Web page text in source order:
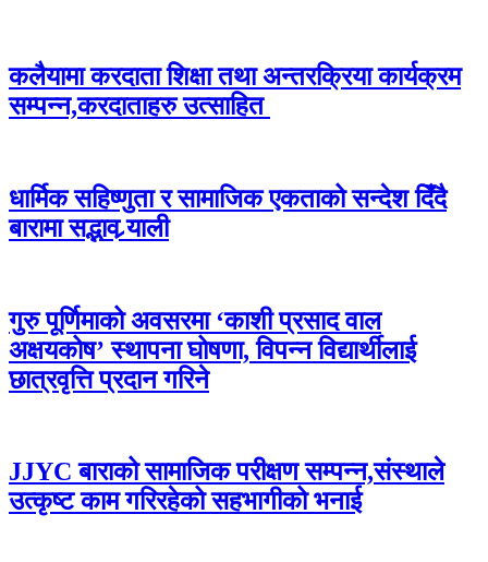
कलैयामा करदाता शिक्षा तथा अन्तरक्रिया कार्यक्रम
सम्पन्न,करदाताहरु उत्साहित
धार्मिक सहिष्णुता र सामाजिक एकताको सन्देश दिँदै
बारामा सद्भाव र्‍याली
गुरु पूर्णिमाको अवसरमा ‘काशी प्रसाद वाल
अक्षयकोष’ स्थापना घोषणा, विपन्न विद्यार्थीलाई
छात्रवृत्ति प्रदान गरिने
JJYC बाराको सामाजिक परीक्षण सम्पन्न,संस्थाले
उत्कृष्ट काम गरिरहेको सहभागीको भनाई